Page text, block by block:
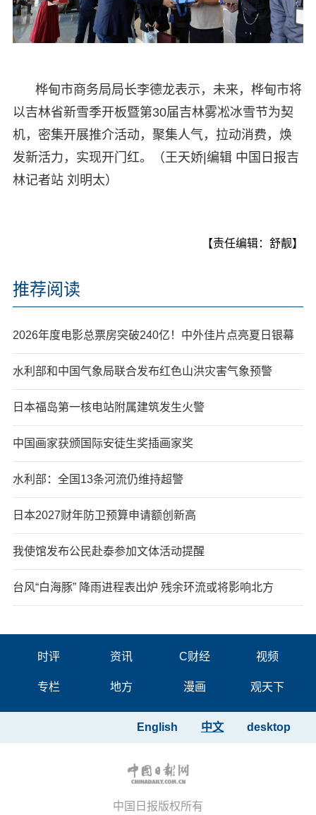
桦甸市商务局局长李德龙表示，未来，桦甸市将
以吉林省新雪季开板暨第30届吉林雾凇冰雪节为契
机，密集开展推介活动，聚集人气，拉动消费，焕
发新活力，实现开门红。（王天娇|编辑 中国日报吉
林记者站 刘明太）
【责任编辑：舒靓】
推荐阅读
2026年度电影总票房突破240亿！中外佳片点亮夏日银幕
水利部和中国气象局联合发布红色山洪灾害气象预警
日本福岛第一核电站附属建筑发生火警
中国画家获颁国际安徒生奖插画家奖
水利部：全国13条河流仍维持超警
日本2027财年防卫预算申请额创新高
我使馆发布公民赴泰参加文体活动提醒
台风“白海豚” 降雨进程表出炉 残余环流或将影响北方
时评 资讯 C财经 视频
专栏 地方 漫画 观天下
desktop
中文
English
中国日报版权所有